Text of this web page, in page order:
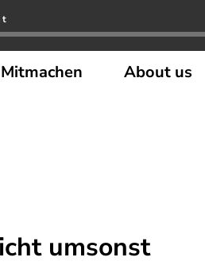
Mitmachen About us
umsonst